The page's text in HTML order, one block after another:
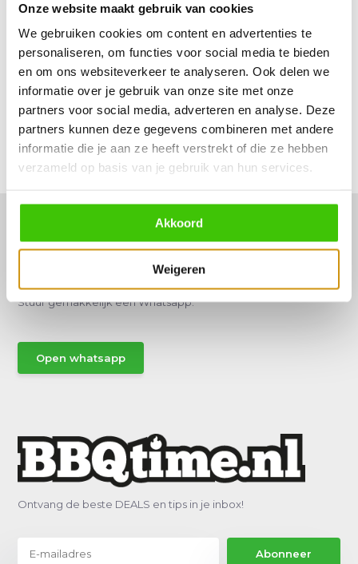
Onze website maakt gebruik van cookies
We gebruiken cookies om content en advertenties te
personaliseren, om functies voor social media te bieden
en om ons websiteverkeer te analyseren. Ook delen we
informatie over je gebruik van onze site met onze
partners voor social media, adverteren en analyse. Deze
partners kunnen deze gegevens combineren met andere
informatie die je aan ze heeft verstrekt of die ze hebben
verzameld op basis van je gebruik van hun services.
Akkoord
Weigeren
Productomschrijving
Specificaties
Reviews
Delen
Hulp of advies nodig?
Stuur gemakkelijk een Whatsapp.
Open whatsapp
Ontvang de beste DEALS en tips in je inbox!
Abonneer